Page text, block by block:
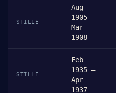
STILLE
Aug
1905 –
Mar
1908
STILLE
Feb
1935 –
Apr
1937